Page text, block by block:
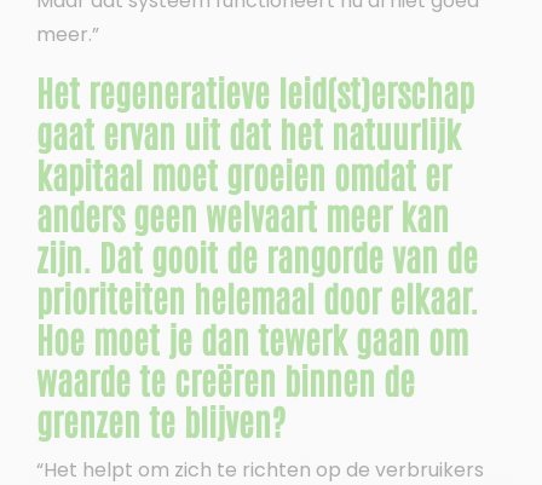
meer.”
Het regeneratieve leid(st)erschap
gaat ervan uit dat het natuurlijk
kapitaal moet groeien omdat er
anders geen welvaart meer kan
zijn. Dat gooit de rangorde van de
prioriteiten helemaal door elkaar.
Hoe moet je dan tewerk gaan om
waarde te creëren binnen de
grenzen te blijven?
“Het helpt om zich te richten op de verbruikers